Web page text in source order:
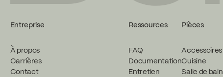
Entreprise
À propos
Carrières
Contact
Ressources
FAQ
Documentation
Entretien
Pièces
Accessoires
Cuisine
Salle de bain